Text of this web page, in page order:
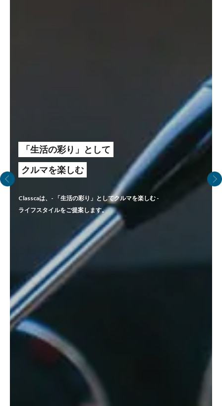
「生活の彩り」として
クルマを楽しむ
Classcaは、- 「生活の彩り」としてクルマを楽しむ -
ライフスタイルをご提案します。